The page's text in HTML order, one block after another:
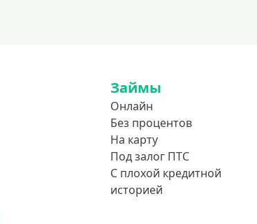
Займы
Онлайн
Без процентов
На карту
Под залог ПТС
С плохой кредитной
историей